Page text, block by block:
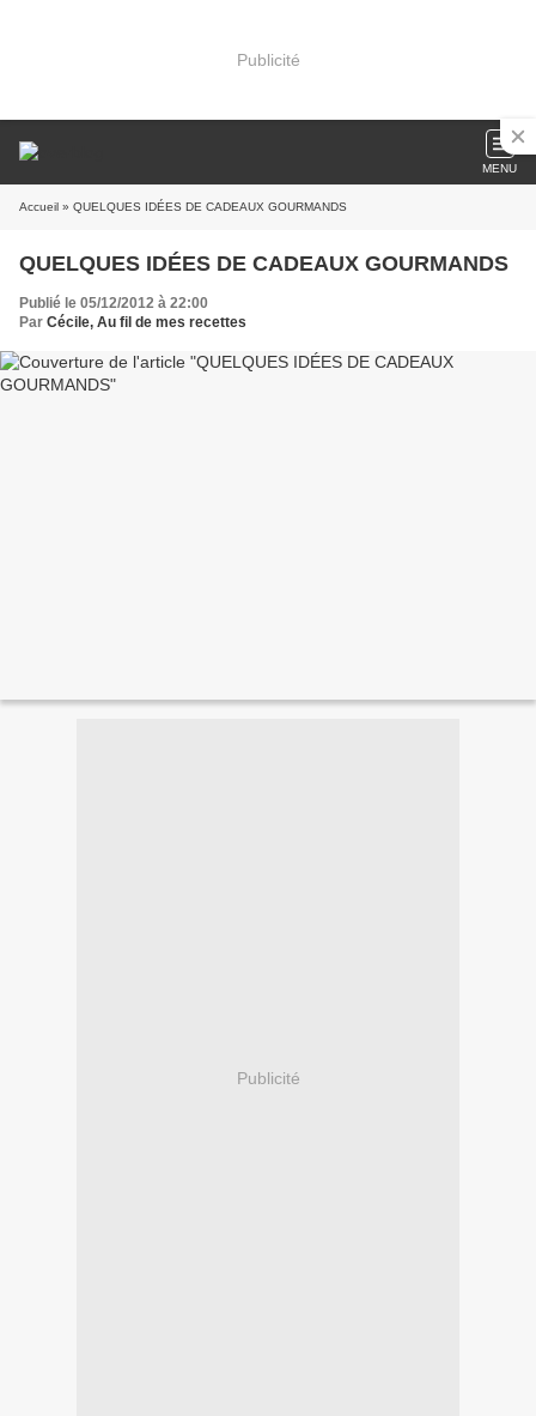
Publicité
MENU
Accueil » QUELQUES IDÉES DE CADEAUX GOURMANDS
QUELQUES IDÉES DE CADEAUX GOURMANDS
Publié le 05/12/2012 à 22:00
Par Cécile, Au fil de mes recettes
Publicité